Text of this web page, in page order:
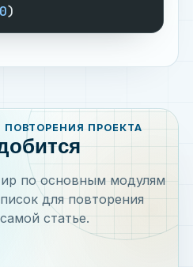
)
ПРОЕКТА
по основным модулям
для повторения
статье.